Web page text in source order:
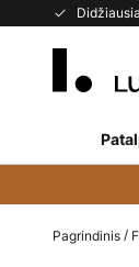
Skip
Pagrindinis